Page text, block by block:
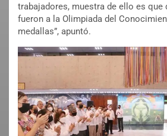
trabajadores, muestra de ello es que
fueron a la Olimpiada del
medallas”, apuntó.